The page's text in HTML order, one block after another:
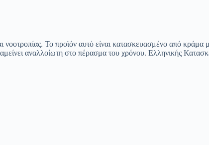
νοοτροπίας. Το προϊόν αυτό είναι κατασκευασμένο από
αναλλοίωτη στο πέρασμα του χρόνου. Ελληνικής